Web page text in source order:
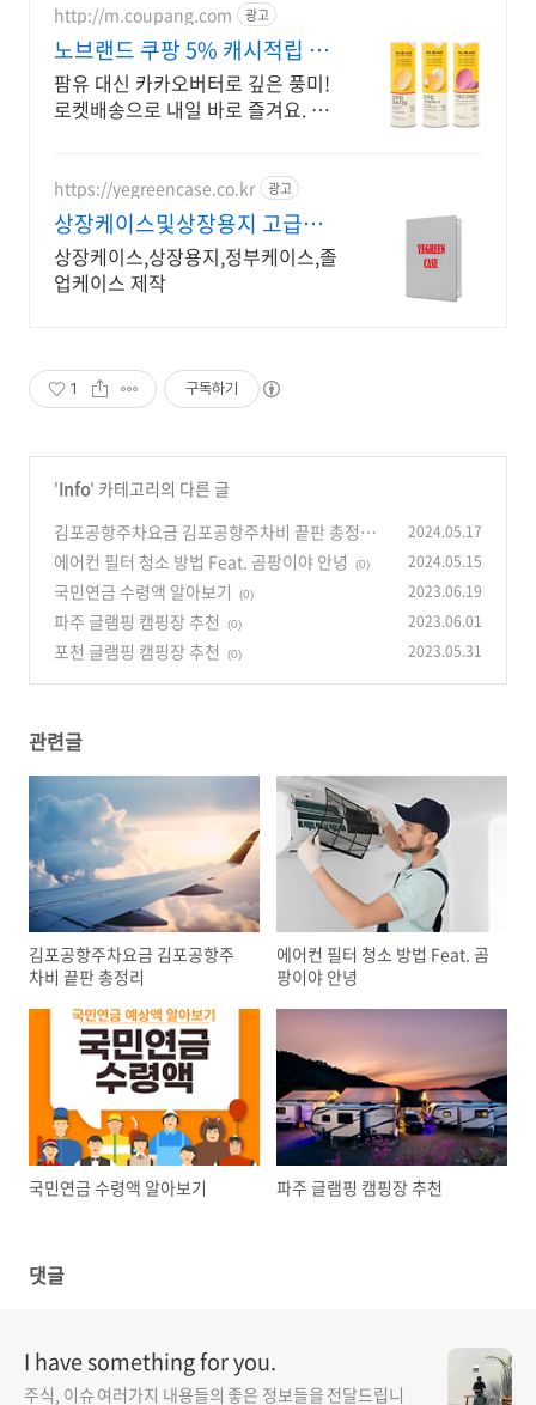
http://m.coupang.com 광고
노브랜드 쿠팡 5% 캐시적립 혜
택
팜유 대신 카카오버터로 깊은 풍미!
로켓배송으로 내일 바로 즐겨요. 노
세요.
https://yegreencase.co.kr 광고
상장케이스및상장용지 고급스
러운 차별화된 디자인
상장케이스,상장용지,정부케이스,졸
업케이스 제작
1 구독하기
'Info' 카테고리의 다른 글
김포공항주차요금 김포공항주차비 끝판 총정리
(0)
2024.05.17
에어컨 필터 청소 방법 Feat. 곰팡이야 안녕 (0) 2024.05.15
국민연금 수령액 알아보기 (0) 2023.06.19
파주 글램핑 캠핑장 추천 (0) 2023.06.01
포천 글램핑 캠핑장 추천 (0) 2023.05.31
관련글
김포공항주차요금 김포공항주
차비 끝판 총정리
에어컨 필터 청소 방법 Feat. 곰
팡이야 안녕
국민연금 수령액 알아보기 파주 글램핑 캠핑장 추천
댓글
I have something for you.
주식, 이슈 여러가지 내용들의 좋은 정보들을 전달드립니